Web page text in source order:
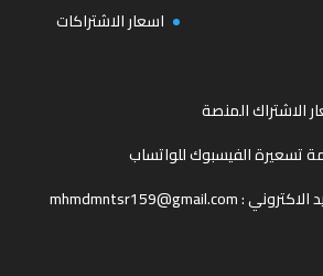
اسعار الاشتراكات
الاشتراك المنصة
تسعيرة الفيسبوك للواتساب
الاكتروني :mhmdmntsr159@gmail.com